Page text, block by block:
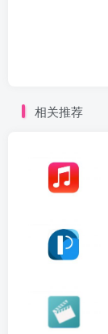
相关推荐